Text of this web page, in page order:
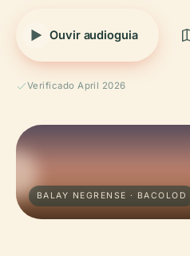
Ouvir audioguia
Verificado April 2026
BALAY NEGRENSE · BACOLOD